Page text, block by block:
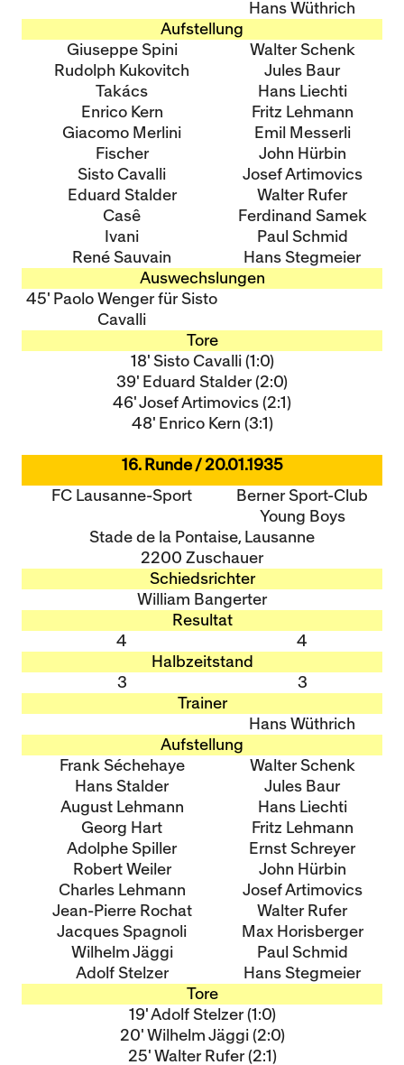
Hans Wüthrich
Aufstellung
Giuseppe Spini
Rudolph Kukovitch
Takács
Enrico Kern
Giacomo Merlini
Fischer
Sisto Cavalli
Eduard Stalder
Casê
Ivani
René Sauvain
Walter Schenk
Jules Baur
Hans Liechti
Fritz Lehmann
Emil Messerli
John Hürbin
Josef Artimovics
Walter Rufer
Ferdinand Samek
Paul Schmid
Hans Stegmeier
Auswechslungen
45' Paolo Wenger für Sisto
Cavalli
Tore
18' Sisto Cavalli (1:0)
39' Eduard Stalder (2:0)
46' Josef Artimovics (2:1)
48' Enrico Kern (3:1)
16. Runde / 20.01.1935
FC Lausanne-Sport
Berner Sport-Club
Young Boys
Stade de la Pontaise, Lausanne
2200 Zuschauer
Schiedsrichter
William Bangerter
Resultat
4
4
Halbzeitstand
3
3
Trainer
Hans Wüthrich
Aufstellung
Frank Séchehaye
Hans Stalder
August Lehmann
Georg Hart
Adolphe Spiller
Robert Weiler
Charles Lehmann
Jean-Pierre Rochat
Jacques Spagnoli
Wilhelm Jäggi
Adolf Stelzer
Walter Schenk
Jules Baur
Hans Liechti
Fritz Lehmann
Ernst Schreyer
John Hürbin
Josef Artimovics
Walter Rufer
Max Horisberger
Paul Schmid
Hans Stegmeier
Tore
19' Adolf Stelzer (1:0)
20' Wilhelm Jäggi (2:0)
25' Walter Rufer (2:1)